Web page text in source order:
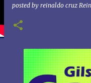
posted by reinaldo cruz